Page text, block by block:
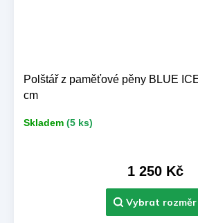
Polštář z paměťové pěny BLUE
cm
Skladem (5 ks)
1 250 Kč